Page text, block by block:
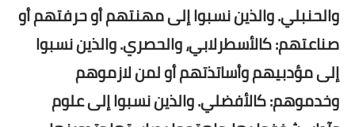
والحنبلي. والذين نسبوا إلى مهنتهم أو حرفتهم أو
صناعتهم: كالأسطرلابي، والحصري. والذين نسبوا
إلى مؤدبيهم وأساتذتهم أو لمن لازموهم
وخدموهم: كالأفضلي. والذين نسبوا إلى علوم